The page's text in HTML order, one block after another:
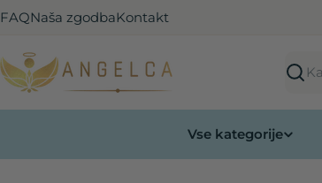
Preskoči
vsebino
FAQNaša zgodbaKontakt
Išči
Vse kategorije